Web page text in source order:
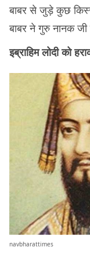
बाबर से जुड़े कुछ
बाबर ने गुरु नानक
इब्राहिम लोदी को
navbharattimes